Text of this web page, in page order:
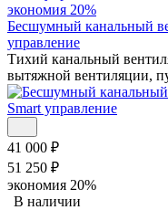
экономия 20%
Бесшумный канальный
управление
Тихий канальный
вытяжной вентиляции,
41 000 ₽
51 250 ₽
экономия 20%
В наличии